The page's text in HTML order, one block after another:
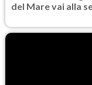
del Mare vai alla